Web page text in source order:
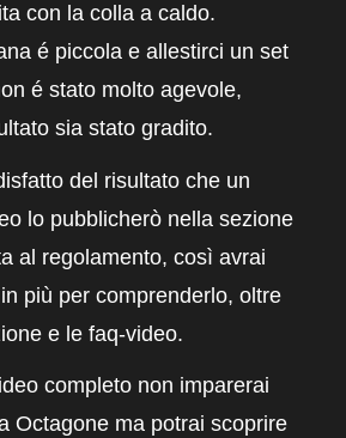
con la colla a caldo.
é piccola e allestirci un set
é stato molto agevole,
sia stato gradito.
del risultato che un
lo pubblicherò nella sezione
al regolamento, così avrai
più per comprenderlo, oltre
e le faq-video.
completo non imparerai
Octagone ma potrai scoprire